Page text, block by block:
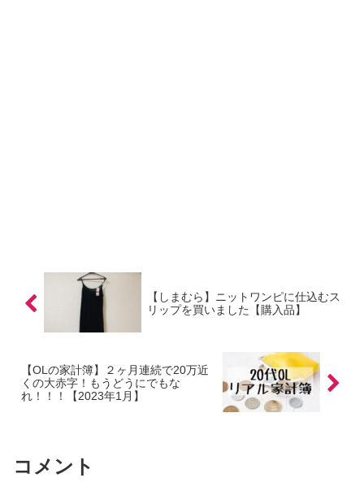
【しまむら】ニットワンピに仕込むス
リップを買いました【購入品】
【OLの家計簿】２ヶ月連続で20万近
くの大赤字！もうどうにでもな
れ！！！【2023年1月】
コメント